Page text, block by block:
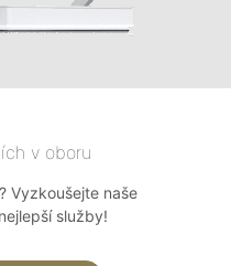
v oboru
Vyzkoušejte naše
služby!